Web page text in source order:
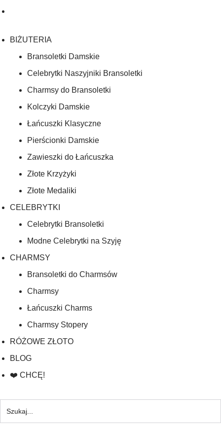
BIŻUTERIA
Bransoletki Damskie
Celebrytki Naszyjniki Bransoletki
Charmsy do Bransoletki
Kolczyki Damskie
Łańcuszki Klasyczne
Pierścionki Damskie
Zawieszki do Łańcuszka
Złote Krzyżyki
Złote Medaliki
CELEBRYTKI
Celebrytki Bransoletki
Modne Celebrytki na Szyję
CHARMSY
Bransoletki do Charmsów
Charmsy
Łańcuszki Charms
Charmsy Stopery
RÓŻOWE ZŁOTO
BLOG
❤️ CHCĘ!